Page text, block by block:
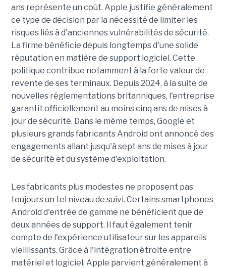
ans représente un coût. Apple justifie généralement
ce type de décision par la nécessité de limiter les
risques liés à d'anciennes vulnérabilités de sécurité.
La firme bénéficie depuis longtemps d'une solide
réputation en matière de support logiciel. Cette
politique contribue notamment à la forte valeur de
revente de ses terminaux. Depuis 2024, à la suite de
nouvelles réglementations britanniques, l'entreprise
garantit officiellement au moins cinq ans de mises à
jour de sécurité. Dans le même temps, Google et
plusieurs grands fabricants Android ont annoncé des
engagements allant jusqu'à sept ans de mises à jour
de sécurité et du système d'exploitation.
Les fabricants plus modestes ne proposent pas
toujours un tel niveau de suivi. Certains smartphones
Android d'entrée de gamme ne bénéficient que de
deux années de support. Il faut également tenir
compte de l'expérience utilisateur sur les appareils
vieillissants. Grâce à l'intégration étroite entre
matériel et logiciel, Apple parvient généralement à